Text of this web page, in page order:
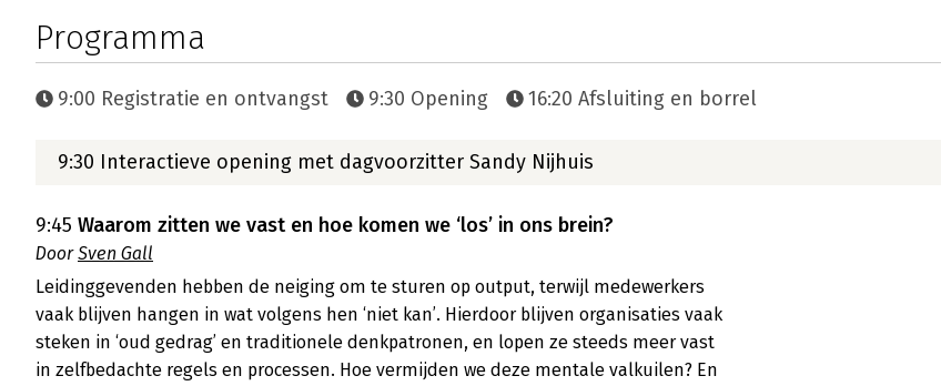
Programma
9:00 Registratie en ontvangst 9:30 Opening 16:20 Afsluiting en borrel
9:30 Interactieve opening met dagvoorzitter Sandy Nijhuis
9:45 Waarom zitten we vast en hoe komen we ‘los’ in ons brein?
DoorSven Gall
Leidinggevenden hebben de neiging om te sturen op output, terwijl medewerkers
vaak blijven hangen in wat volgens hen ‘niet kan’. Hierdoor blijven organisaties vaak
steken in ‘oud gedrag’ en traditionele denkpatronen, en lopen ze steeds meer vast
in zelfbedachte regels en processen. Hoe vermijden we deze mentale valkuilen? En